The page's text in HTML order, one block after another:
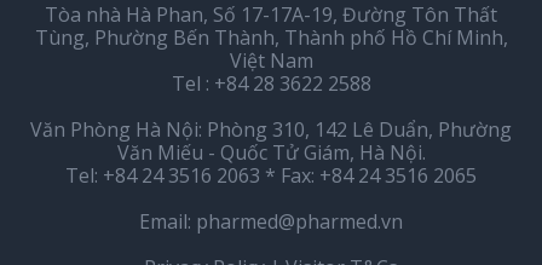
Tòa nhà Hà Phan, Số 17-17A-19, Đường Tôn Thất
Tùng, Phường Bến Thành, Thành phố Hồ Chí Minh,
Việt Nam
Tel : +84 28 3622 2588
Văn Phòng Hà Nội: Phòng 310, 142 Lê Duẩn, Phường
Văn Miếu - Quốc Tử Giám, Hà Nội.
Tel: +84 24 3516 2063 * Fax: +84 24 3516 2065
Email: pharmed@pharmed.vn